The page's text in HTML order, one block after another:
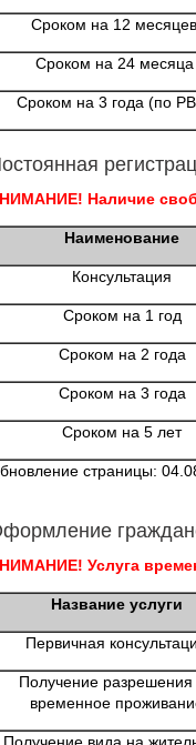
Сроком на 12 месяцев
Сроком на 24 месяца
Сроком на 3 года (по
Наличие
Наименование
Консультация
Сроком на 1 год
Сроком на 2 года
Сроком на 3 года
Сроком на 5 лет
страницы:
Услуга
Название услуги
Первичная
Получение разрешения
временное
Получение вида на